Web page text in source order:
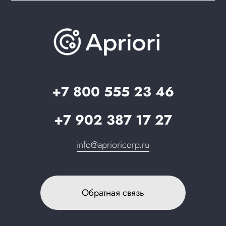
+7 800 555 23 46
+7 902 387 17 27
info@aprioricorp.ru
Обратная связь
О компании
Вопрос-ответ
Запрос в поддержку